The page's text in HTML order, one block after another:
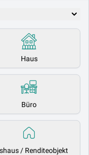
Haus
Büro
/ Renditeobjekt